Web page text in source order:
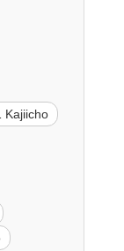
Kajiicho